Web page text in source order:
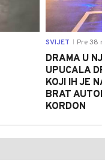
SVIJET Pre 38
DRAMA U
UPUCALA
KOJI IH JE
BRAT
KORDON